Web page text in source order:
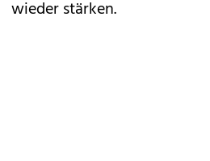
wieder stärken.